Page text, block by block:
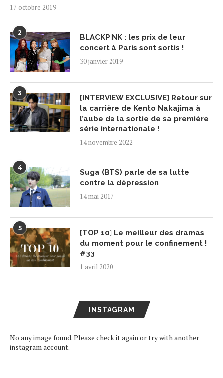
17 octobre 2019
2
BLACKPINK : les prix de leur
concert à Paris sont sortis !
30 janvier 2019
3
[INTERVIEW EXCLUSIVE] Retour sur
la carrière de Kento Nakajima à
l’aube de la sortie de sa première
série internationale !
14 novembre 2022
4
Suga (BTS) parle de sa lutte
contre la dépression
14 mai 2017
5
[TOP 10] Le meilleur des dramas
du moment pour le confinement !
#33
1 avril 2020
INSTAGRAM
No any image found. Please check it again or try with another
instagram account.